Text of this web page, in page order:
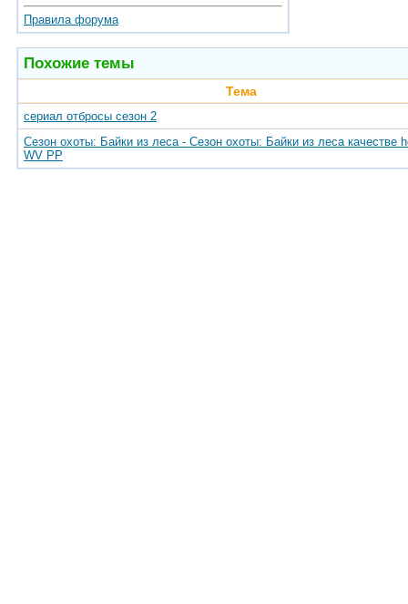
Правила форума
Похожие темы
Тема
сериал отбросы сезон 2
Сезон охоты: Байки из леса - Сезон охоты: Байки из леса качестве
WV PP